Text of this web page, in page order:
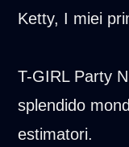
Ketty, I miei
T-GIRL Party
splendido
estimatori.